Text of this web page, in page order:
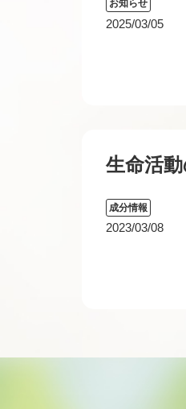
お知らせ
2025/03/05
生命活動
成分情報
2023/03/08